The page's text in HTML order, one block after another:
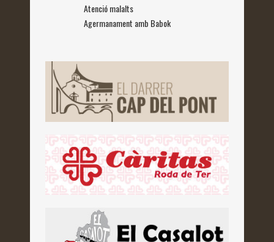
Atenció malalts
Agermanament amb Babok